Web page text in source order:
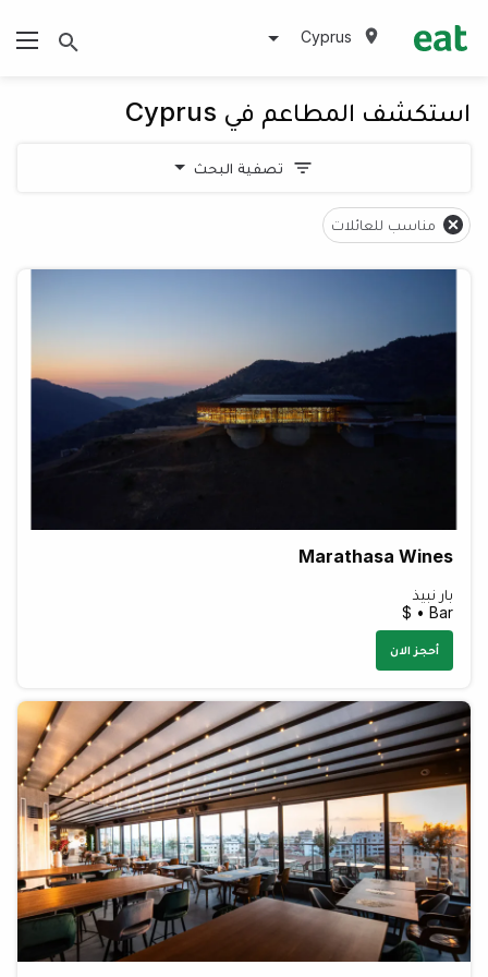
Cyprus
استكشف المطاعم في Cyprus
تصفية البحث
مناسب للعائلات
Marathasa Wines
بار نبيذ
Bar • $
أحجز الان